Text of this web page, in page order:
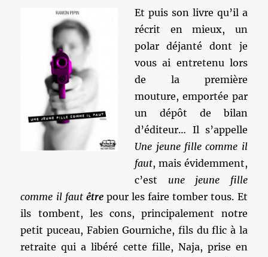
Et puis son livre qu’il a
récrit en mieux, un
polar déjanté dont je
vous ai entretenu lors
de la première
mouture, emportée par
un dépôt de bilan
d’éditeur… Il s’appelle
Une jeune fille comme il
faut, mais évidemment,
c’est une jeune fille
comme il faut êtrepour les faire tomber tous. Et
ils tombent, les cons, principalement notre
petit puceau, Fabien Gourniche, fils du flic à la
retraite qui a libéré cette fille, Naja, prise en